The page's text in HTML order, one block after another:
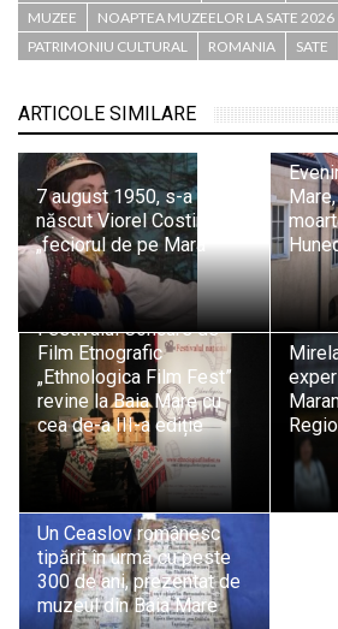
MUZEE
NOAPTEA MUZEELOR LA SATE 2026
PATRIMONIU CULTURAL
ROMANIA SATE
ARTICOLE SIMILARE
7 august 1950, s-a
născut Viorel Costin
„feciorul de pe Mara”
Festivalul Concurs de
Film Etnografic
„Ethnologica Film Fest”
revine la Baia Mare cu
cea de-a III-a ediție
Un Ceaslov românesc
tipărit în urmă cu peste
300 de ani, prezentat de
muzeul din Baia Mare